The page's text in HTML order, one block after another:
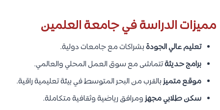
مميزات الدراسة في جامعة العلمين
تعليم عالي الجودةبشراكات مع جامعات دولية.
برامج حديثةتتماشى مع سوق العمل المحلي والعالمي.
موقع متميزبالقرب من البحر المتوسط في بيئة تعليمية راقية.
سكن طلابي مجهزومرافق رياضية وثقافية متكاملة.